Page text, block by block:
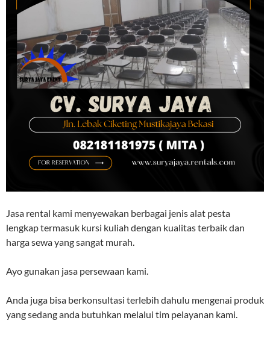
Jasa rental kami menyewakan berbagai jenis alat pesta
lengkap termasuk kursi kuliah dengan kualitas terbaik dan
harga sewa yang sangat murah.
Ayo gunakan jasa persewaan kami.
Anda juga bisa berkonsultasi terlebih dahulu mengenai produk
yang sedang anda butuhkan melalui tim pelayanan kami.